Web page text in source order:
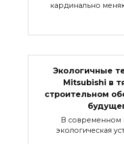
кардинально
Экологичные
Mitsubishi в
строительном
В современном
экологическая